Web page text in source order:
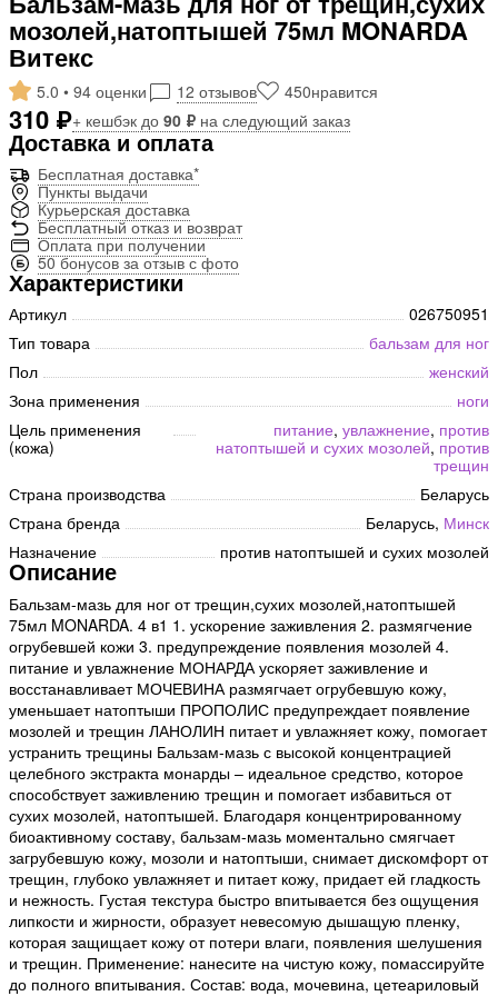
мозолей,натоптышей 75мл MONARDA
Витекс
5.0 • 94 оценки 12 отзывов 450нравится
310 ₽+ кешбэк до 90 ₽ на следующий заказ
Доставка и оплата
Бесплатная доставка*
Пункты выдачи
Курьерская доставка
Бесплатный отказ и возврат
Оплата при получении
50 бонусов за отзыв с фото
Характеристики
Артикул
026750951
Тип товара
бальзам для ног
Пол
женский
Зона применения
ноги
Цель применения
(кожа)
питание, увлажнение, против
натоптышей и сухих мозолей, против
трещин
Страна производства
Беларусь
Страна бренда
Беларусь, Минск
Назначение
против натоптышей и сухих мозолей
Описание
Бальзам-мазь для ног от трещин,сухих мозолей,натоптышей
75мл MONARDA. 4 в1 1. ускорение заживления 2. размягчение
огрубевшей кожи 3. предупреждение появления мозолей 4.
питание и увлажнение МОНАРДА ускоряет заживление и
восстанавливает МОЧЕВИНА размягчает огрубевшую кожу,
уменьшает натоптыши ПРОПОЛИС предупреждает появление
мозолей и трещин ЛАНОЛИН питает и увлажняет кожу, помогает
устранить трещины Бальзам-мазь с высокой концентрацией
целебного экстракта монарды – идеальное средство, которое
способствует заживлению трещин и помогает избавиться от
сухих мозолей, натоптышей. Благодаря концентрированному
биоактивному составу, бальзам-мазь моментально смягчает
загрубевшую кожу, мозоли и натоптыши, снимает дискомфорт от
трещин, глубоко увлажняет и питает кожу, придает ей гладкость
и нежность. Густая текстура быстро впитывается без ощущения
липкости и жирности, образует невесомую дышащую пленку,
которая защищает кожу от потери влаги, появления шелушения
и трещин. Применение: нанесите на чистую кожу, помассируйте
до полного впитывания. Состав: вода, мочевина, цетеариловый